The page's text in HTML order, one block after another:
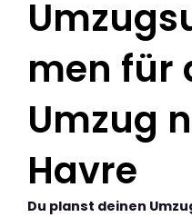
men für
Umzug
Havre
Du planst deinen